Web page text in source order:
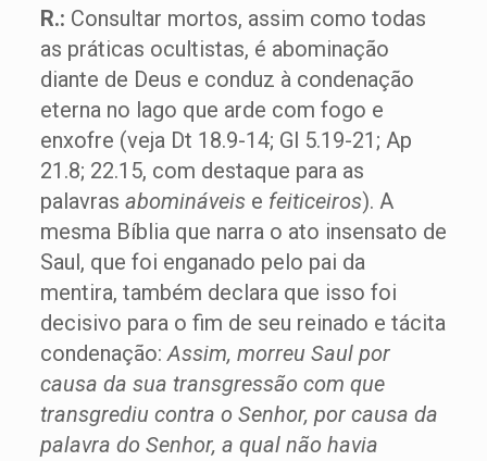
R.: Consultar mortos, assim como todas
as práticas ocultistas, é abominação
diante de Deus e conduz à condenação
eterna no lago que arde com fogo e
enxofre (veja Dt 18.9-14; Gl 5.19-21; Ap
21.8; 22.15, com destaque para as
palavras abomináveis e feiticeiros). A
mesma Bíblia que narra o ato insensato de
Saul, que foi enganado pelo pai da
mentira, também declara que isso foi
decisivo para o fim de seu reinado e tácita
condenação:Assim, morreu Saul por
causa da sua transgressão com que
transgrediu contra o Senhor, por causa da
palavra do Senhor, a qual não havia